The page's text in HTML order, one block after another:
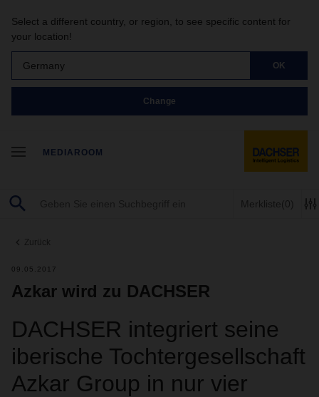
Select a different country, or region, to see specific content for
your location!
Germany OK
Change
MEDIAROOM
Merkliste(0)
Zurück
09.05.2017
Azkar wird zu DACHSER
DACHSER integriert seine
iberische Tochtergesellschaft
Azkar Group in nur vier